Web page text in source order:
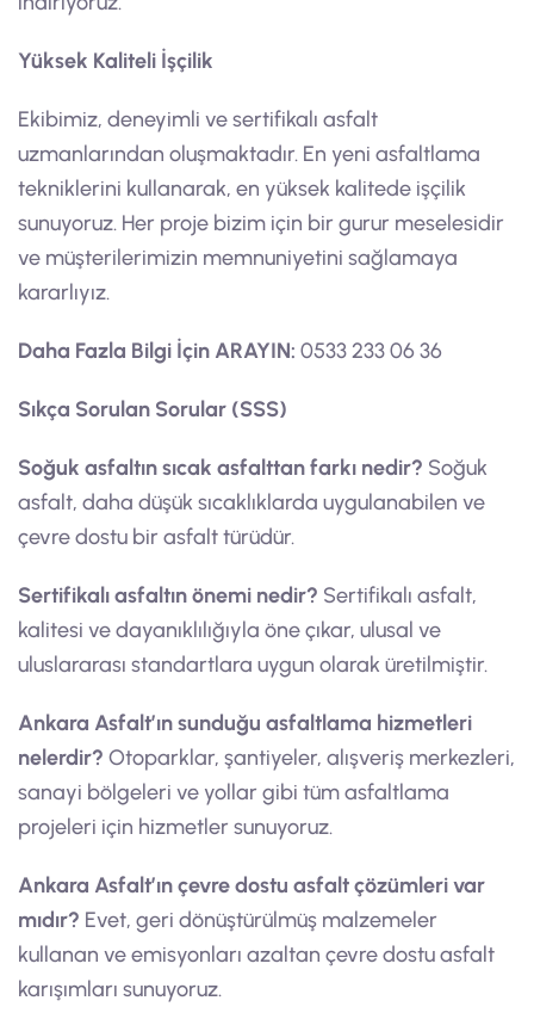
Yüksek Kaliteli İşçilik
Ekibimiz, deneyimli ve sertifikalı asfalt
uzmanlarından oluşmaktadır. En yeni asfaltlama
tekniklerini kullanarak, en yüksek kalitede işçilik
sunuyoruz. Her proje bizim için bir gurur meselesidir
ve müşterilerimizin memnuniyetini sağlamaya
kararlıyız.
Daha Fazla Bilgi İçin ARAYIN: 0533 233 06 36
Sıkça Sorulan Sorular (SSS)
Soğuk asfaltın sıcak asfalttan farkı nedir? Soğuk
asfalt, daha düşük sıcaklıklarda uygulanabilen ve
çevre dostu bir asfalt türüdür.
Sertifikalı asfaltın önemi nedir? Sertifikalı asfalt,
kalitesi ve dayanıklılığıyla öne çıkar, ulusal ve
uluslararası standartlara uygun olarak üretilmiştir.
Ankara Asfalt’ın sunduğu asfaltlama hizmetleri
nelerdir? Otoparklar, şantiyeler, alışveriş merkezleri,
sanayi bölgeleri ve yollar gibi tüm asfaltlama
projeleri için hizmetler sunuyoruz.
Ankara Asfalt’ın çevre dostu asfalt çözümleri var
mıdır? Evet, geri dönüştürülmüş malzemeler
kullanan ve emisyonları azaltan çevre dostu asfalt
karışımları sunuyoruz.